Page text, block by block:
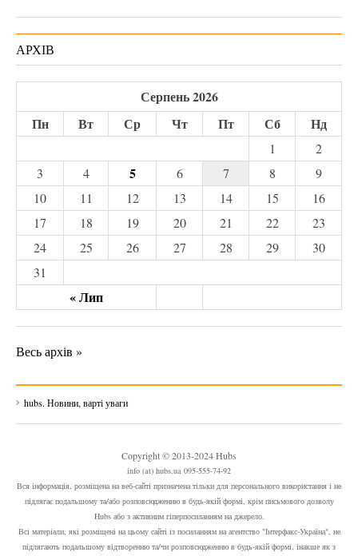
АРХІВ
Серпень 2026
Пн
Вт Ср Чт Пт Сб Нд
« Лип
1
2
3
4 5 6 7 8
9
10
11 12 13 14 15
16
17
18 19 20 21 22
23
24
25 26 27 28 29
30
31
Весь архів »
hubs. Новини, варті уваги
Copyright © 2013-2024 Hubs
info (at) hubs.ua 095-555-74-92
Вся інформація, розміщена на веб-сайті призначена тільки для персонального використання і не
підлягає подальшому та/або розповсюдженню в будь-якій формі, крім письмового дозволу
Hubs або з активним гіперпосиланням на джерело.
Всі матеріали, які розміщені на цьому сайті із посиланням на агентство "Інтерфакс-Україна", не
підлягають подальшому відтворенню та/чи розповсюдженню в будь-якій формі, інакше як з